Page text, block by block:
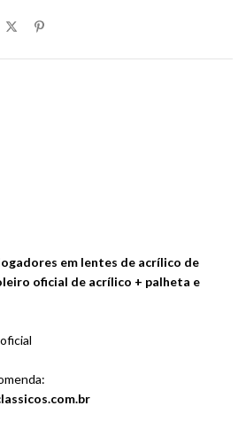
em lentes de acrílico de
oficial de acrílico + palheta e